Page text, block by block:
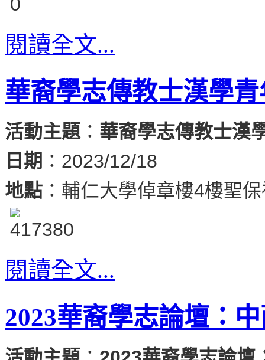
閱讀全文...
華裔學志傳教士漢學
活動主題： 華裔學志傳教士漢
日期 ：2023/12/18
地點 ：輔仁大學倬章樓4樓聖
閱讀全文...
2023華裔學志論壇：